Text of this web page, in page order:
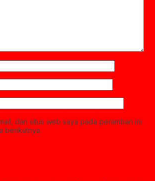
dan situs web saya pada peramban ini
berikutnya.